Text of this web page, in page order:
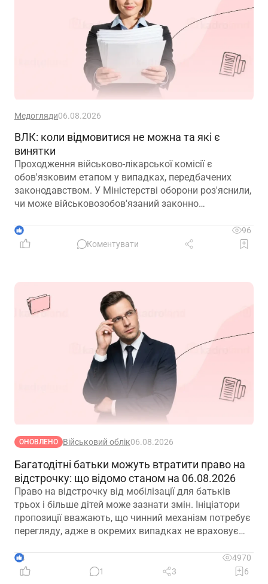
Медогляди06.08.2026
ВЛК: коли відмовитися не можна та які є
винятки
Проходження військово-лікарської комісії є
обов'язковим етапом у випадках, передбачених
законодавством. У Міністерстві оборони роз'яснили,
чи може військовозобов'язаний законно
матиме така відмова та що робити, якщо особа не
погоджується з направленням на ВЛК
1
96
Коментувати
ОНОВЛЕНО Військовий облік06.08.2026
Багатодітні батьки можуть втратити право на
відстрочку: що відомо станом на 06.08.2026
Право на відстрочку від мобілізації для батьків
трьох і більше дітей може зазнати змін. Ініціатори
пропозиції вважають, що чинний механізм потребує
перегляду, адже в окремих випадках не враховує
дітей. Водночас вже з’явилися перші офіційні
коментарі
4
4970
1
3 6